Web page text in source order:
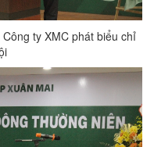
ty XMC phát biểu chỉ